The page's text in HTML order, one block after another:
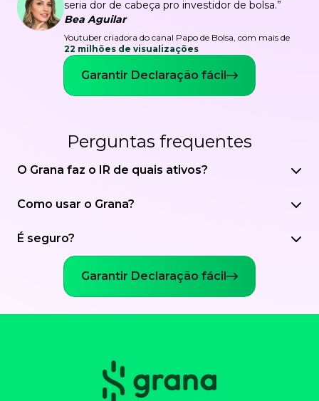
seria dor de cabeça pro investidor de bolsa.”
Bea Aguilar
Youtuber criadora do canal Papo de Bolsa, com mais de
22 milhões de visualizações
Garantir Declaração fácil
Perguntas frequentes
O Grana faz o IR de quais ativos?
Como usar o Grana?
É seguro?
Garantir Declaração fácil